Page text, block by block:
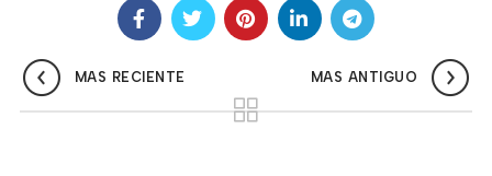
MAS RECIENTE MAS ANTIGUO